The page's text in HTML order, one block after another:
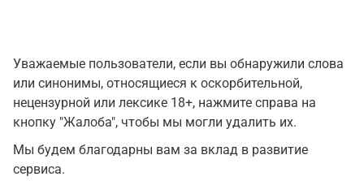
Уважаемые пользователи, если вы обнаружили слова
или синонимы, относящиеся к оскорбительной,
нецензурной или лексике 18+, нажмите справа на
кнопку "Жалоба", чтобы мы могли удалить их.
Мы будем благодарны вам за вклад в развитие
сервиса.